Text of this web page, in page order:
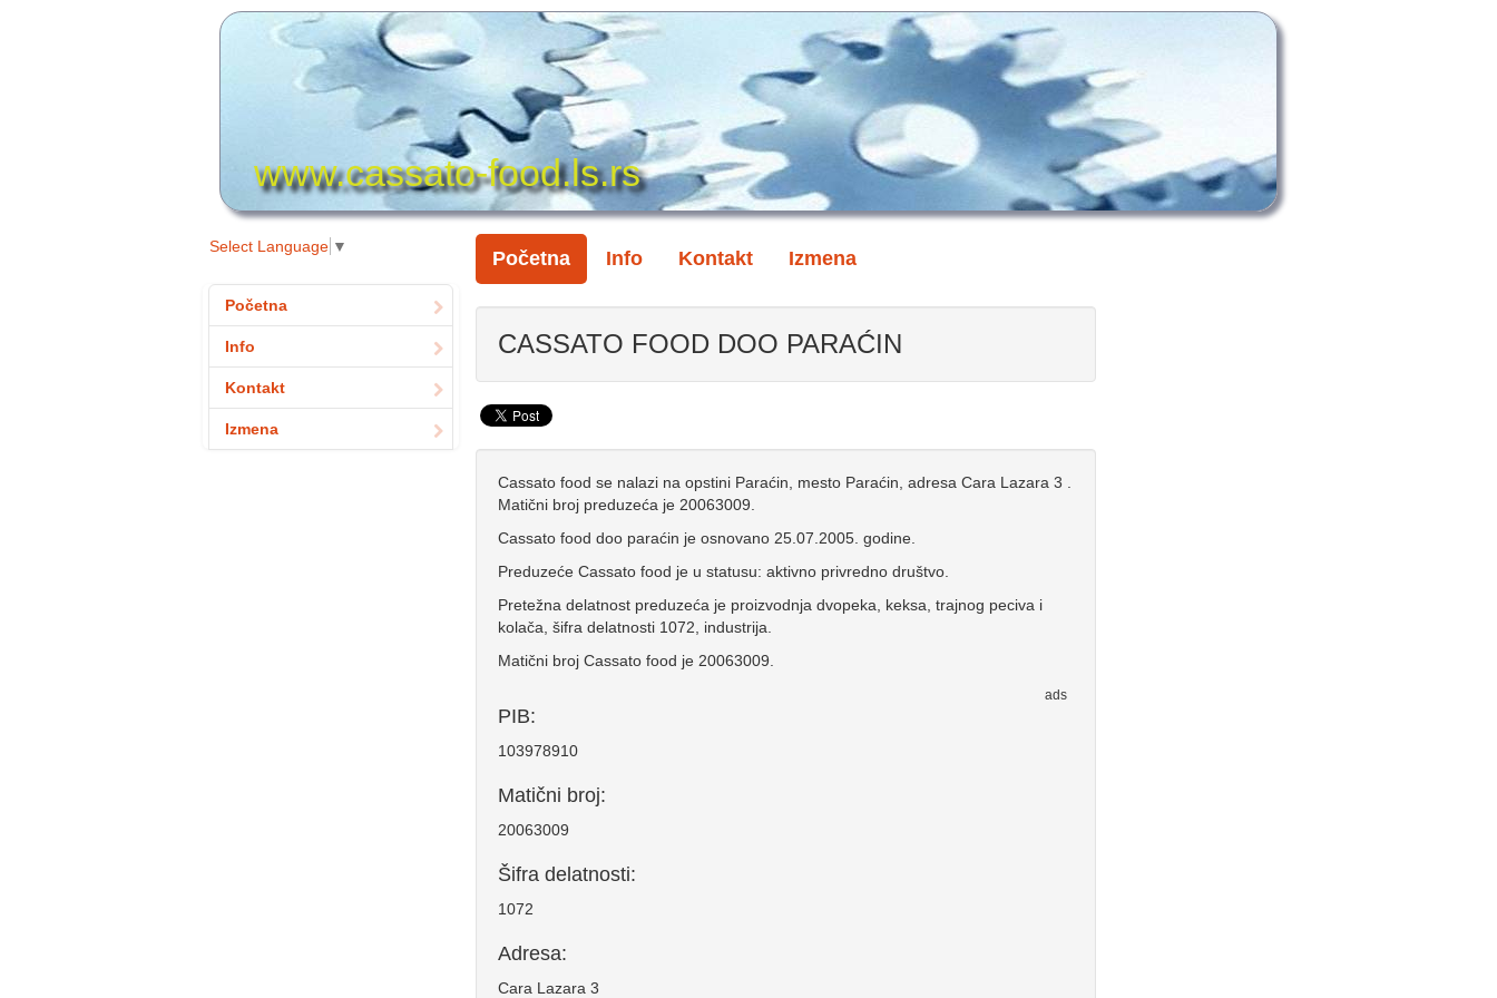
www.cassato-food.ls.rs
Select Language ▼
Početna
Info
Kontakt
Izmena
Početna Info Kontakt Izmena
CASSATO FOOD DOO PARAĆIN
Cassato food se nalazi na opstini Paraćin, mesto Paraćin, adresa Cara Lazara 3 .
Matični broj preduzeća je 20063009.
Cassato food doo paraćin je osnovano 25.07.2005. godine.
Preduzeće Cassato food je u statusu: aktivno privredno društvo.
Pretežna delatnost preduzeća je proizvodnja dvopeka, keksa, trajnog peciva i
kolača, šifra delatnosti 1072, industrija.
Matični broj Cassato food je 20063009.
PIB:
103978910
Matični broj:
20063009
Šifra delatnosti:
1072
Adresa:
Cara Lazara 3
ads